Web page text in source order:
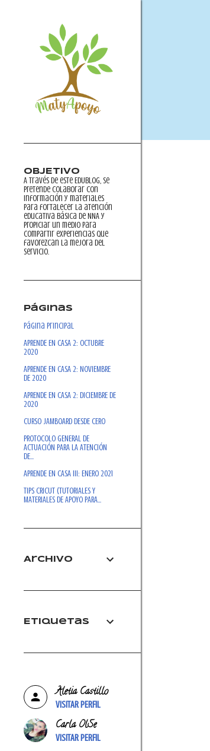
OBJETIVO
A través de este EDUblog, se
pretende colaborar con
información y materiales
para fortalecer la atención
educativa básica de NNA y
propiciar un medio para
compartir experiencias que
favorezcan la mejora del
servicio.
Páginas
Página Principal
APRENDE EN CASA 2: OCTUBRE
2020
APRENDE EN CASA 2: NOVIEMBRE
DE 2020
APRENDE EN CASA 2: DICIEMBRE DE
2020
CURSO JAMBOARD DESDE CERO
PROTOCOLO GENERAL DE
ACTUACIÓN PARA LA ATENCIÓN
DE...
APRENDE EN CASA III: ENERO 2021
TIPS CRICUT (TUTORIALES Y
MATERIALES DE APOYO PARA...
Archivo
Etiquetas
Aletia Castillo
VISITAR PERFIL
Carla OlSe
VISITAR PERFIL